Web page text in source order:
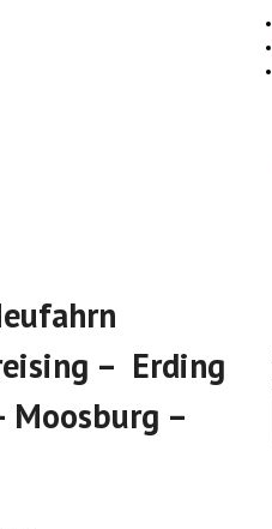
– Erding
Moosburg –